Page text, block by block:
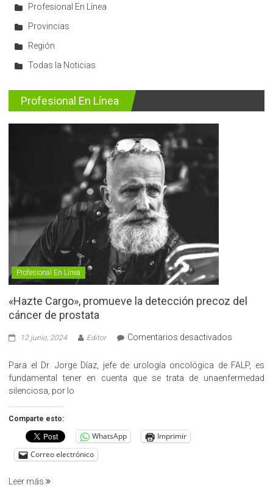
Profesional En Línea
Provincias
Región
Todas la Noticias
Profesional En Línea
Profesional En Línea
«Hazte Cargo», promueve la detección precoz del
cáncer de prostata
12 junio, 2024 Editor Comentarios desactivados
Cargo»,
promueve
Para el Dr. Jorge Díaz, jefe de urología oncológica de FALP, es
fundamental tener en cuenta que se trata de unaenfermedad
silenciosa, por lo
Comparte esto:
WhatsApp
Imprimir
Correo electrónico
Leer más